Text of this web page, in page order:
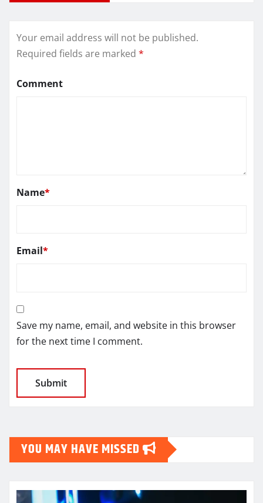
Your email address will not be published.
Required fields are marked *
Comment
Name*
Email*
Save my name, email, and website in this browser
for the next time I comment.
YOU MAY HAVE MISSED